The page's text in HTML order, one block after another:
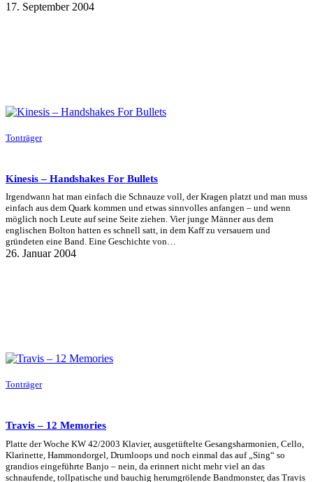
17. September 2004
Tonträger
Kinesis – Handshakes For Bullets
Irgendwann hat man einfach die Schnauze voll, der Kragen platzt und man muss
einfach aus dem Quark kommen und etwas sinnvolles anfangen – und wenn
möglich noch Leute auf seine Seite ziehen. Vier junge Männer aus dem
englischen Bolton hatten es schnell satt, in dem Kaff zu versauern und
gründeten eine Band. Eine Geschichte von…
26. Januar 2004
Tonträger
Travis – 12 Memories
Platte der Woche KW 42/2003 Klavier, ausgetüftelte Gesangsharmonien, Cello,
Klarinette, Hammondorgel, Drumloops und noch einmal das auf „Sing“ so
grandios eingeführte Banjo – nein, da erinnert nicht mehr viel an das
schnaufende, tollpatische und bauchig herumgrölende Bandmonster, das Travis